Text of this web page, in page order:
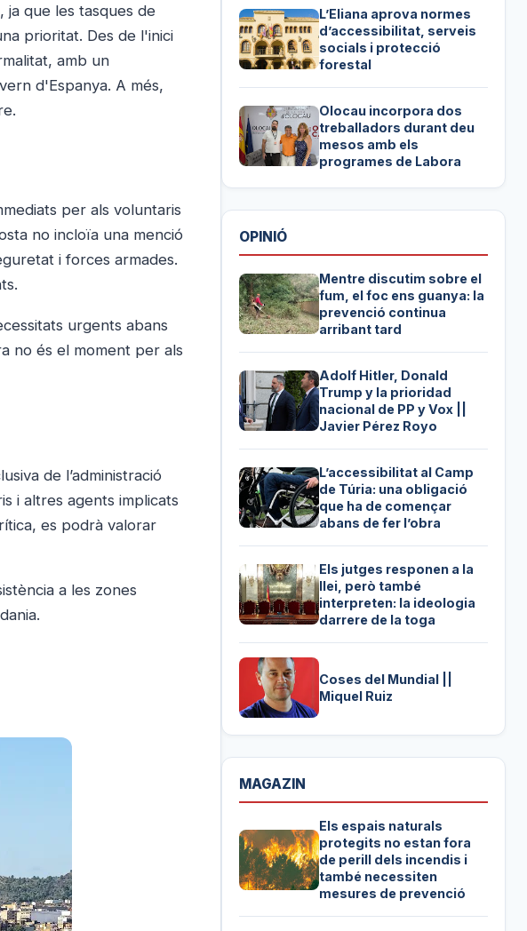
ja que les tasques de
prioritat. Des de l'inici
amb un
d'Espanya. A més,
per als voluntaris
no incloïa una menció
i forces armades.
urgents abans
no és el moment per als
de l’administració
i altres agents implicats
es podrà valorar
a les zones
L’Eliana aprova normes
d’accessibilitat, serveis
socials i protecció
forestal
Olocau incorpora dos
treballadors durant deu
mesos amb els
programes de Labora
OPINIÓ
Mentre discutim sobre el
fum, el foc ens guanya: la
prevenció continua
arribant tard
Adolf Hitler, Donald
Trump y la prioridad
nacional de PP y Vox ||
Javier Pérez Royo
L’accessibilitat al Camp
de Túria: una obligació
que ha de començar
abans de fer l’obra
Els jutges responen a la
llei, però també
interpreten: la ideologia
darrere de la toga
Coses del Mundial ||
Miquel Ruiz
MAGAZIN
Els espais naturals
protegits no estan fora
de perill dels incendis i
també necessiten
mesures de prevenció